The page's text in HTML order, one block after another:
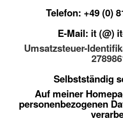
Telefon: +49 (0)
E-Mail: it (@)
Umsatzsteuer-
Selbstständig
Auf meiner
personenbezogenen